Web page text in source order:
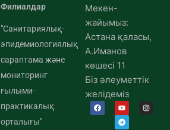
Филиалдар
"Санитариялық-
эпидемиологиялық
сараптама және
мониторинг
ғылыми-
практикалық
орталығы"
Мекен-
жайымыз:
Астана қаласы,
А.Иманов
көшесі 11
Біз әлеуметтік
желідеміз